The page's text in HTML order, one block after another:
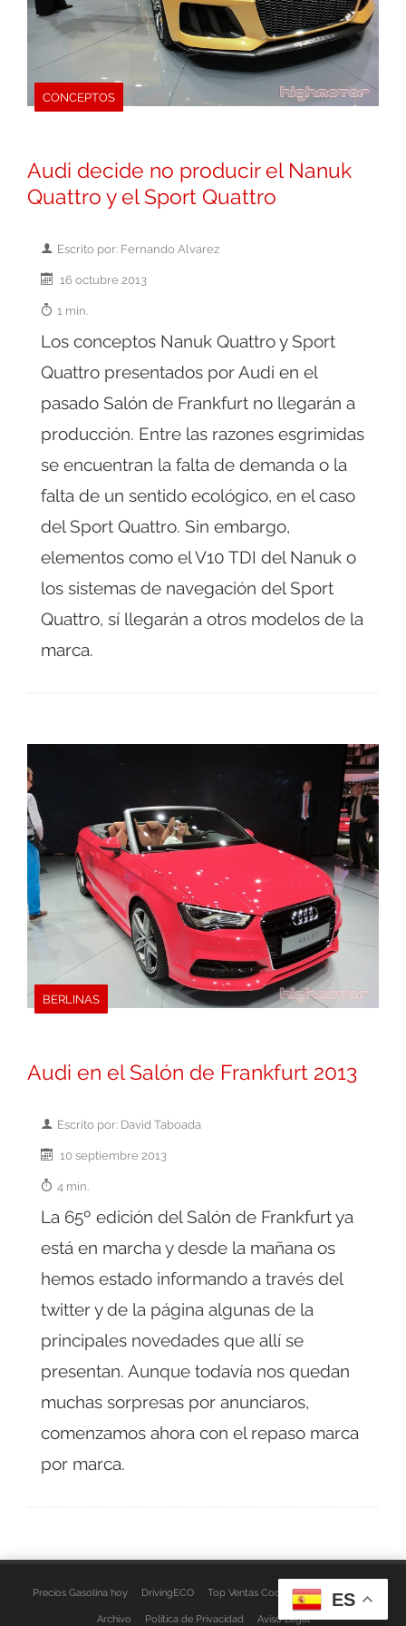
CONCEPTOS
Audi decide no producir el Nanuk
Quattro y el Sport Quattro
Escrito por: Fernando Alvarez
16 octubre 2013
1 min.
Los conceptos Nanuk Quattro y Sport
Quattro presentados por Audi en el
pasado Salón de Frankfurt no llegarán a
producción. Entre las razones esgrimidas
se encuentran la falta de demanda o la
falta de un sentido ecológico, en el caso
del Sport Quattro. Sin embargo,
elementos como el V10 TDI del Nanuk o
los sistemas de navegación del Sport
Quattro, sí llegarán a otros modelos de la
marca.
BERLINAS
Audi en el Salón de Frankfurt 2013
Escrito por: David Taboada
10 septiembre 2013
4 min.
La 65º edición del Salón de Frankfurt ya
está en marcha y desde la mañana os
hemos estado informando a través del
twitter y de la página algunas de la
principales novedades que allí se
presentan. Aunque todavía nos quedan
muchas sorpresas por anunciaros,
comenzamos ahora con el repaso marca
por marca.
Precios Gasolina hoy DrivingECO Top Ventas Coches EspacioFurgo
Archivo Política de Privacidad Aviso Legal
ES